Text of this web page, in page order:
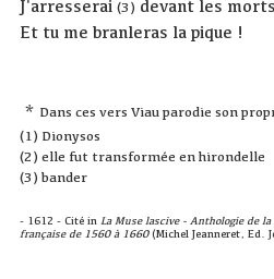
J'arresserai(3) devant les
Et tu me branleras la pique !
* Dans ces vers Viau parodie son
(1) Dionysos
(2) elle fut transformée en hirondelle
(3) bander
- 1612 - Cité in La Muse lascive - Anthologie de
française de 1560 à 1660(Michel Jeanneret, Ed.